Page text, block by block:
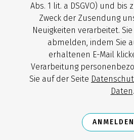
Abs. 1 lit. a DSGVO) und
Zweck der Zusendung
Neuigkeiten verarbeitet.
abmelden, indem Sie
erhaltenen E-Mail
Verarbeitung
Sie auf der Seite
Daten.
ANMELDEN